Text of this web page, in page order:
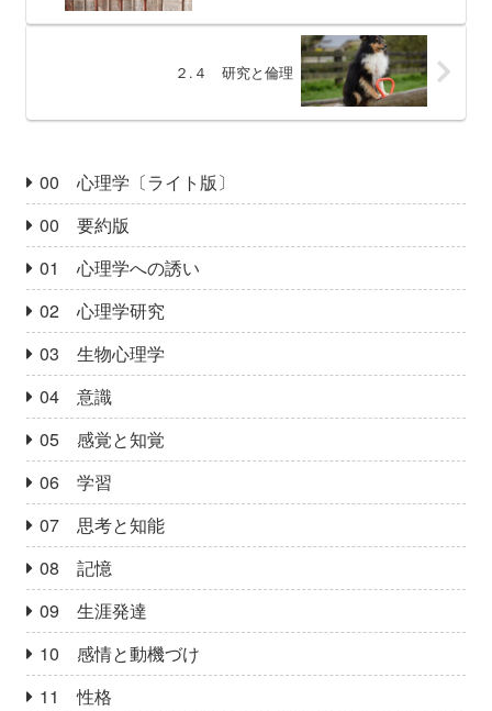
２.４ 研究と倫理
00 心理学〔ライト版〕
00 要約版
01 心理学への誘い
02 心理学研究
03 生物心理学
04 意識
05 感覚と知覚
06 学習
07 思考と知能
08 記憶
09 生涯発達
10 感情と動機づけ
11 性格